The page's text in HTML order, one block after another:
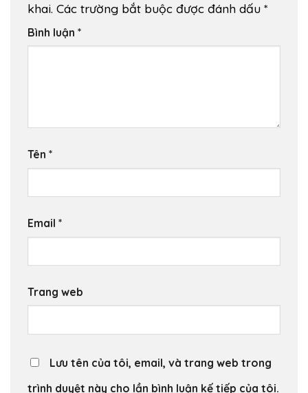
khai. Các trường bắt buộc được đánh dấu *
Bình luận *
Tên *
Email *
Trang web
Lưu tên của tôi, email, và trang web trong
trình duyệt này cho lần bình luận kế tiếp của tôi.